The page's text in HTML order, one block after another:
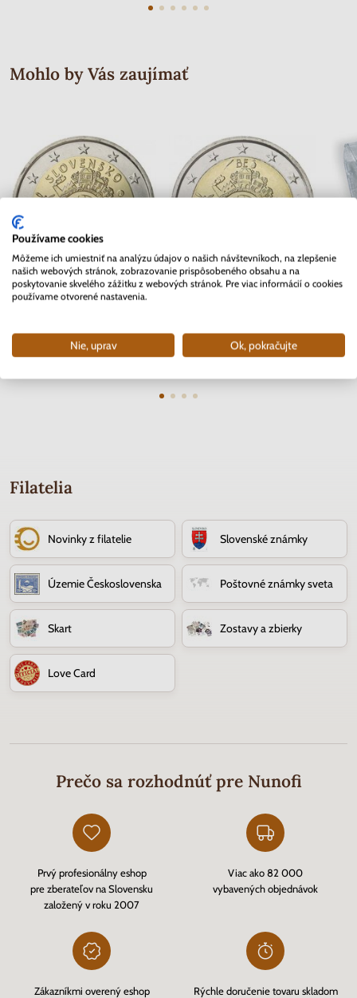
Mohlo by Vás zaujímať
2 EURO Slovensko 2012 - 10.
Skladom
3.70 €
Skladom
4.50 €
Filatelia
Novinky z filatelie Slovenské známky
Územie Československa Poštovné známky sveta
Skart Zostavy a zbierky
Love Card
Prečo sa rozhodnúť pre Nunofi
Prvý profesionálny eshop
pre zberateľov na Slovensku
založený v roku 2007
Viac ako 82 000
vybavených objednávok
Zákazníkmi overený eshop
Rýchle doručenie tovaru skladom
Používame cookies
Môžeme ich umiestniť na analýzu údajov o našich návštevníkoch, na zlepšenie
našich webových stránok, zobrazovanie prispôsobeného obsahu a na
poskytovanie skvelého zážitku z webových stránok. Pre viac informácií o cookies
používame otvorené nastavenia.
Nie, uprav Ok, pokračujte